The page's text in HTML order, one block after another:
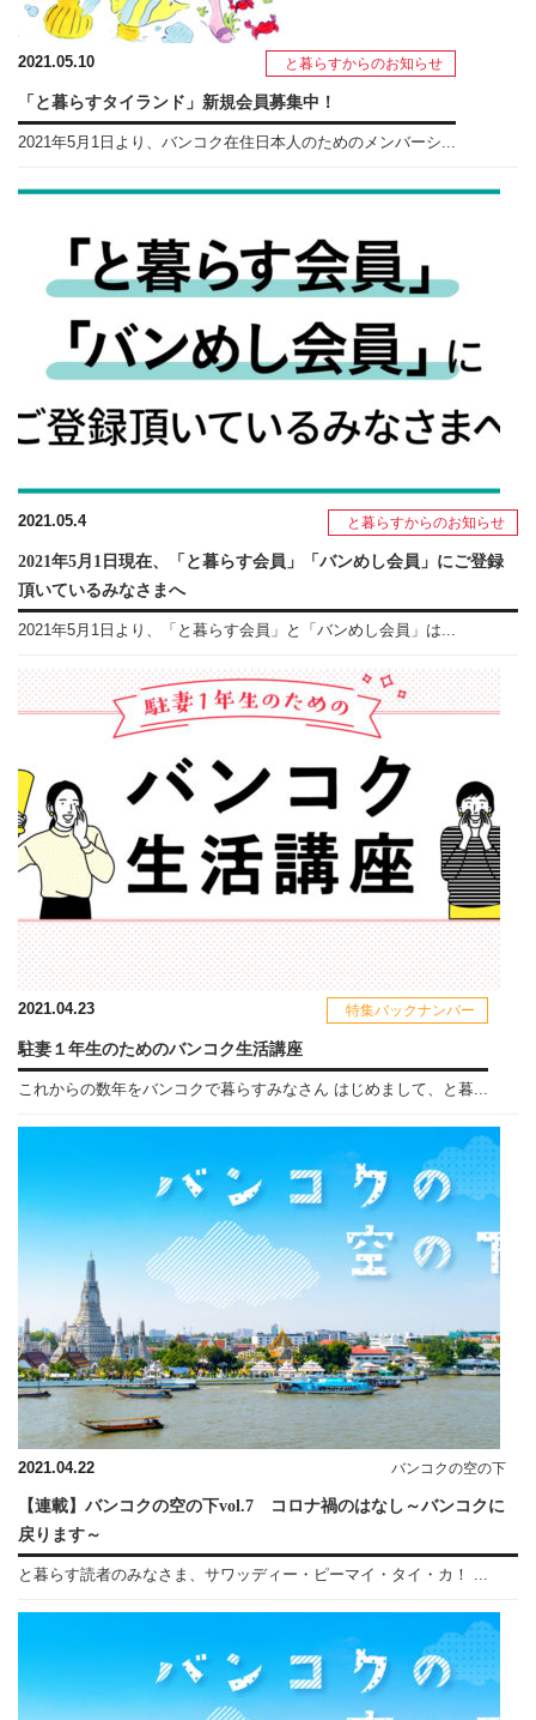
2021.05.10 と暮らすからのお知らせ
「と暮らすタイランド」新規会員募集中！
2021年5月1日より、バンコク在住日本人のためのメンバーシ...
2021.05.4 と暮らすからのお知らせ
2021年5月1日現在、「と暮らす会員」「バンめし会員」にご登録
頂いているみなさまへ
2021年5月1日より、「と暮らす会員」と「バンめし会員」は...
2021.04.23 特集バックナンバー
駐妻１年生のためのバンコク生活講座
これからの数年をバンコクで暮らすみなさん はじめまして、と暮...
2021.04.22 バンコクの空の下
【連載】バンコクの空の下vol.7 コロナ禍のはなし～バンコクに
戻ります～
と暮らす読者のみなさま、サワッディー・ピーマイ・タイ・カ！ ...